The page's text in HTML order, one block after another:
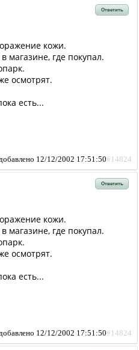
Ответить
кожи.
магазине, где покупал.
осмотрят.
есть...
добавлено 12/12/2002 17:51:50#14824
Ответить
кожи.
магазине, где покупал.
осмотрят.
есть...
добавлено 12/12/2002 17:51:50#14824